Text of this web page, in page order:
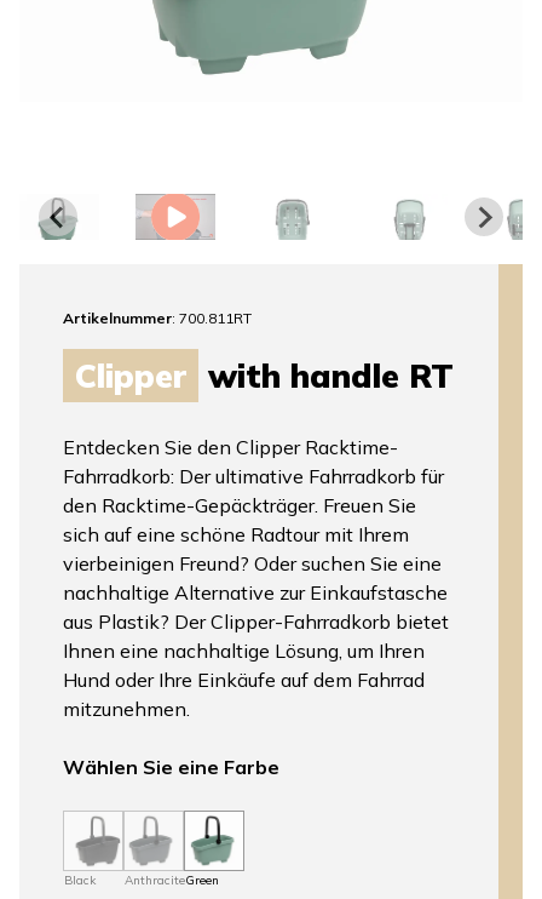
Artikelnummer: 700.811RT
Clipper with handle RT
Entdecken Sie den Clipper Racktime-
Fahrradkorb: Der ultimative Fahrradkorb für
den Racktime-Gepäckträger. Freuen Sie
sich auf eine schöne Radtour mit Ihrem
vierbeinigen Freund? Oder suchen Sie eine
nachhaltige Alternative zur Einkaufstasche
aus Plastik? Der Clipper-Fahrradkorb bietet
Ihnen eine nachhaltige Lösung, um Ihren
Hund oder Ihre Einkäufe auf dem Fahrrad
mitzunehmen.
Wählen Sie eine Farbe
Black AnthraciteGreen